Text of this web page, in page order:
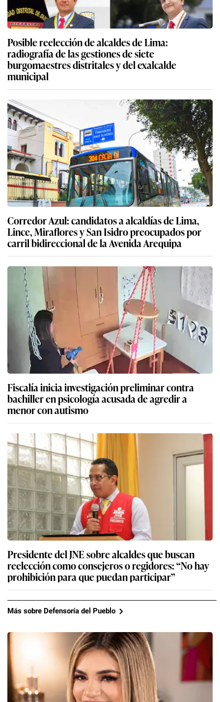
Posible reelección de alcaldes de Lima:
radiografía de las gestiones de siete
burgomaestres distritales y del exalcalde
municipal
Corredor Azul: candidatos a alcaldías de Lima,
Lince, Miraflores y San Isidro preocupados por
carril bidireccional de la Avenida Arequipa
Fiscalía inicia investigación preliminar contra
bachiller en psicología acusada de agredir a
menor con autismo
Presidente del JNE sobre alcaldes que buscan
reelección como consejeros o regidores: “No hay
prohibición para que puedan participar”
Más sobre Defensoría del Pueblo